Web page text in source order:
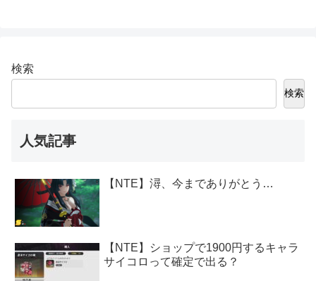
検索
検索
人気記事
【NTE】潯、今までありがとう…
【NTE】ショップで1900円するキャラ
サイコロって確定で出る？